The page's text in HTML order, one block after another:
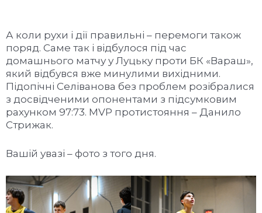
А коли рухи і дії правильні – перемоги також
поряд. Саме так і відбулося під час
домашнього матчу у Луцьку проти БК «Вараш»,
який відбувся вже минулими вихідними.
Підопічні Селіванова без проблем розібралися
з досвідченими опонентами з підсумковим
рахунком 97:73. MVP протистояння – Данило
Стрижак.
Вашій увазі – фото з того дня.